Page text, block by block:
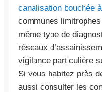
canalisation bouchée
communes
même type de
réseaux
vigilance particulière
Si vous habitez près
aussi consulter les